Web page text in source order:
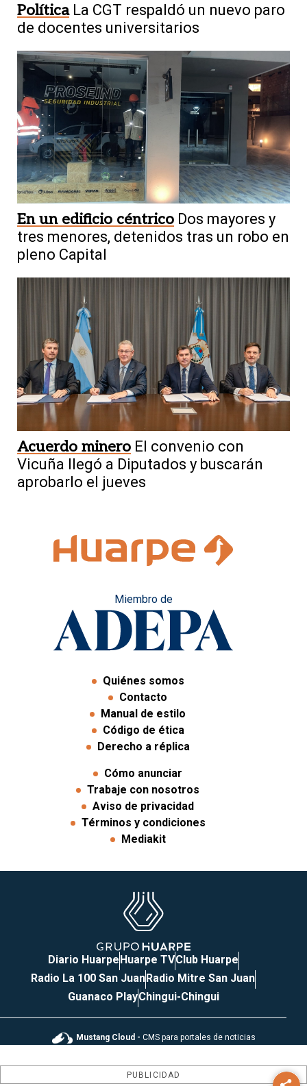
Política La CGT respaldó un nuevo paro
de docentes universitarios
En un edificio céntrico Dos mayores y
tres menores, detenidos tras un robo en
pleno Capital
Acuerdo minero El convenio con
Vicuña llegó a Diputados y buscarán
aprobarlo el jueves
Miembro de
Quiénes somos
Contacto
Manual de estilo
Código de ética
Derecho a réplica
Cómo anunciar
Trabaje con nosotros
Aviso de privacidad
Términos y condiciones
Mediakit
Diario HuarpeHuarpe TVClub Huarpe
Radio La 100 San JuanRadio Mitre San Juan
Guanaco PlayChingui-Chingui
Mustang Cloud - CMS para portales de noticias
PUBLICIDAD